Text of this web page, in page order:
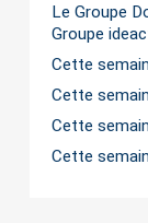
Le Groupe
Groupe
Cette
Cette
Cette
Cette